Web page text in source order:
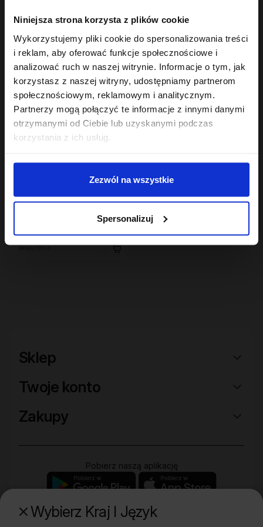
Niniejsza strona korzysta z plików cookie
Wykorzystujemy pliki cookie do spersonalizowania treści
i reklam, aby oferować funkcje społecznościowe i
analizować ruch w naszej witrynie. Informacje o tym, jak
korzystasz z naszej witryny, udostępniamy partnerom
społecznościowym, reklamowym i analitycznym.
Partnerzy mogą połączyć te informacje z innymi danymi
otrzymanymi od Ciebie lub uzyskanymi podczas
korzystania z ich usług.
Zezwól na wszystkie
Spersonalizuj
Wybierz Kraj I Język
Stylizator proteinowy
kręconych 200ml
7,29 zł
Najniższa cena z 30 dni przed
24,49 zł
Maska do laminacji
22,49 zł
Najniższa cena z 30 dni przed
obniżką:
Hair In Balance By ONLYBIO
niskoporowatych 400
11,49 zł
OUTLET
Sklep
Twoje konto
Zakupy
Pobierz naszą aplikację
Poznaj naszą drugą markę